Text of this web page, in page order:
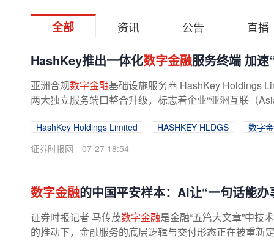
全部 资讯 公告 直播
HashKey推出一体化数字金融服务终端 加速
亚洲合规数字金融基础设施服务商 HashKey Holdings
两大独立服务端口整合升级，标志着企业“亚洲互联（
HashKey Holdings Limited HASHKEY HLDGS
数字
证券时报网
07-27 18:54
数字金融的中国平安样本：AI让“一句话能办
证券时报记者 马传茂数字金融是金融“五篇大文章”中技
的推动下，金融服务的底层逻辑与交付形态正在被重新